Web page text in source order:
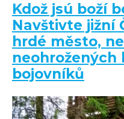
Kdož jsú boží
Navštivte jižní
hrdé město,
neohrožených
bojovníků